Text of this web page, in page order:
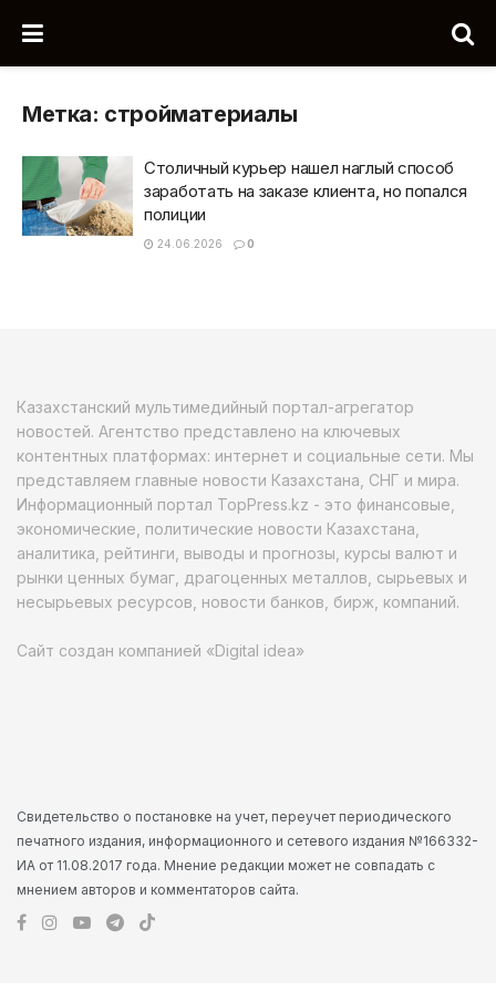
Метка: стройматериалы
Столичный курьер нашел наглый способ
заработать на заказе клиента, но попался
полиции
24.06.2026 0
Казахстанский мультимедийный портал-агрегатор
новостей. Агентство представлено на ключевых
контентных платформах: интернет и социальные сети. Мы
представляем главные новости Казахстана, СНГ и мира.
Информационный портал TopPress.kz - это финансовые,
экономические, политические новости Казахстана,
аналитика, рейтинги, выводы и прогнозы, курсы валют и
рынки ценных бумаг, драгоценных металлов, сырьевых и
несырьевых ресурсов, новости банков, бирж, компаний.
Сайт создан компанией «Digital idea»
Свидетельство о постановке на учет, переучет периодического
печатного издания, информационного и сетевого издания №166332-
ИА от 11.08.2017 года. Мнение редакции может не совпадать с
мнением авторов и комментаторов сайта.